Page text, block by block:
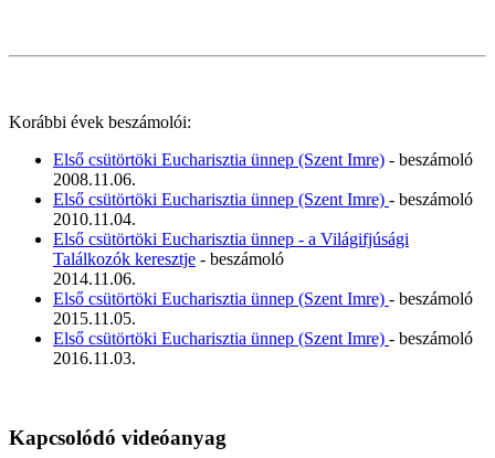
Korábbi évek beszámolói:
Első csütörtöki Eucharisztia ünnep (Szent Imre) - beszámoló
2008.11.06.
Első csütörtöki Eucharisztia ünnep (Szent Imre) - beszámoló
2010.11.04.
Első csütörtöki Eucharisztia ünnep - a Világifjúsági
Találkozók keresztje - beszámoló
2014.11.06.
Első csütörtöki Eucharisztia ünnep (Szent Imre) - beszámoló
2015.11.05.
Első csütörtöki Eucharisztia ünnep (Szent Imre) - beszámoló
2016.11.03.
Kapcsolódó videóanyag